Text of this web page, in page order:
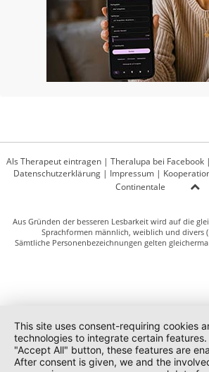
Als Therapeut eintragen | Theralupa bei Facebook |
Datenschutzerklärung| Impressum|
Continentale
Aus Gründen der besseren Lesbarkeit wird auf die
Sprachformen männlich, weiblich und divers
Sämtliche Personenbezeichnungen gelten
This site uses consent-requiring cookies
technologies to integrate certain
"Accept All" button, these features are
After consent is given, we and the